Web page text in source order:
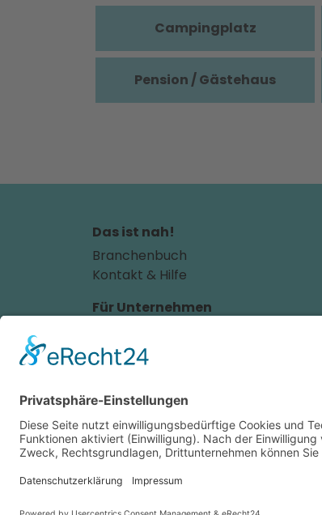
Campingplatz
Pension / Gästehaus
Das ist nah!
Branchenbuch
Kontakt & Hilfe
Für Unternehmen
Anzeigenschaltung
Impressum
Datenschutz
Cookie-Einstellungen